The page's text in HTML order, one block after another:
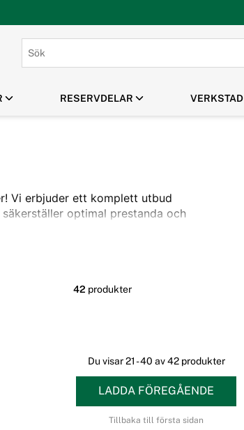
Handhållna Verktyg
Flismaskiner
Husqvarna
Tillbehör Robotgräsklippare
RESERVDELAR VERKSTAD
Vi erbjuder ett komplett utbud
säkerställer optimal prestanda och
42 produkter
Du visar 21 - 40 av 42 produkter
LADDA FÖREGÅENDE
Tillbaka till första sidan